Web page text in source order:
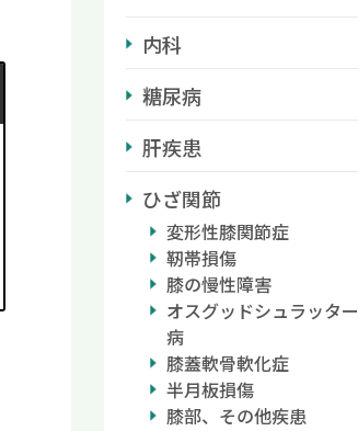
内科
糖尿病
肝疾患
ひざ関節
変形性膝関節症
靭帯損傷
膝の慢性障害
オスグッドシュラッター
病
膝蓋軟骨軟化症
半月板損傷
膝部、その他疾患